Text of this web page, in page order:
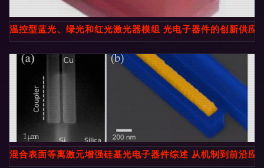
温控型蓝光、绿光和红光激光器模组 光电子器件的创新供应
混合表面等离激元增强硅基光电子器件综述 从机制到前沿应